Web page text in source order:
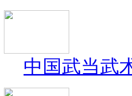
中国武当武